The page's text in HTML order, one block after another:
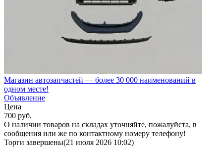
Магазин автозапчастей — более 30 000 наименований в
одном месте!
Объявление
Цена
700 руб.
О наличии товаров на складах уточняйте, пожалуйста, в
сообщения или же по контактному номеру телефону!
Торги завершены(21 июля 2026 10:02)